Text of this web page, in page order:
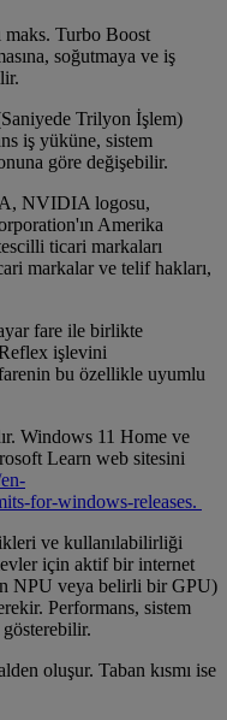
maks. Turbo Boost
soğutmaya ve iş
Trilyon İşlem)
iş yüküne, sistem
göre değişebilir.
NVIDIA logosu,
Amerika
ticari markaları
markalar ve telif hakları,
fare ile birlikte
işlevini
bu özellikle uyumlu
Windows 11 Home ve
Learn web sitesini
for-windows-releases.
ve kullanılabilirliği
için aktif bir internet
NPU veya belirli bir GPU)
Performans, sistem
gösterebilir.
oluşur. Taban kısmı ise